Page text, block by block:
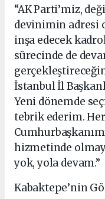
“AK Parti’miz,
devinimin adresi
inşa edecek
sürecinde de
İstanbul İl
Yeni dönemde
tebrik ederim.
hizmetinde
yok, yola devam.”
Kabaktepe’nin